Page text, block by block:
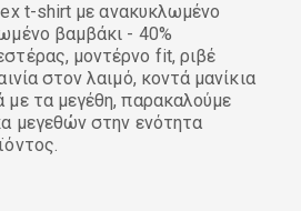
t-shirt με ανακυκλωμένο
βαμβάκι - 40%
μοντέρνο fit, ριβέ
στον λαιμό, κοντά μανίκια
τα μεγέθη, παρακαλούμε
μεγεθών στην ενότητα